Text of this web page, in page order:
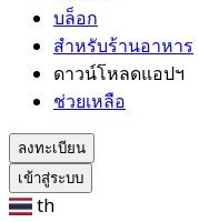
บล็อก
สำหรับร้านอาหาร
ดาวน์โหลดแอปฯ
ช่วยเหลือ
ลงทะเบียน
เข้าสู่ระบบ
th